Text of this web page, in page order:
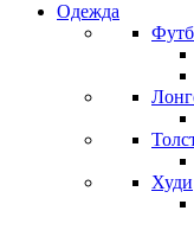
Одежда
Худи